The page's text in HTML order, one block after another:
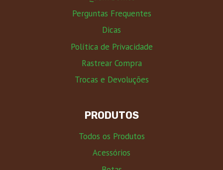
Perguntas Frequentes
Dicas
Política de Privacidade
Rastrear Compra
Trocas e Devoluções
PRODUTOS
Todos os Produtos
Acessórios